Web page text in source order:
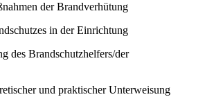
der Brandverhütung
in der Einrichtung
des Brandschutzhelfers/der
und praktischer Unterweisung